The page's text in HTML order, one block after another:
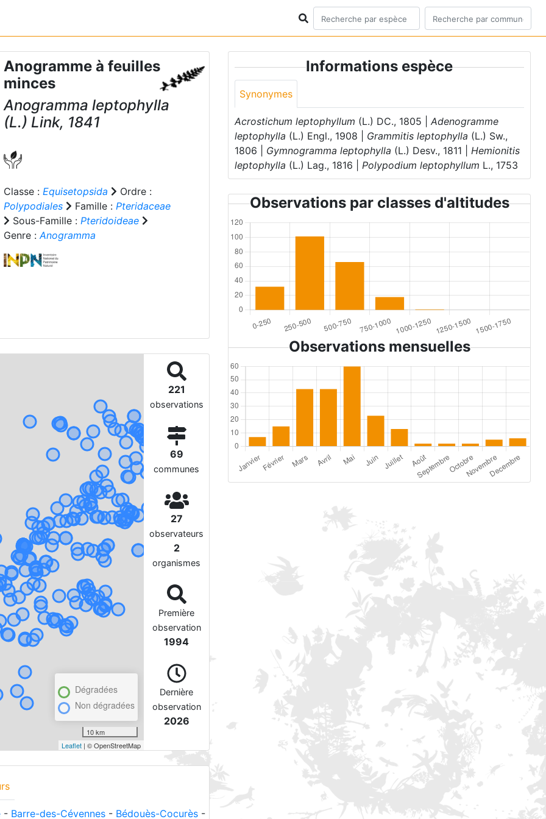
Anogramme à feuilles
minces
Anogramma leptophylla
(L.) Link, 1841
Classe : Equisetopsida
Ordre :
Polypodiales
Famille : Pteridaceae
Sous-Famille : Pteridoideae
Genre :Anogramma
Dégradées
Non dégradées
10 km
Leaflet| © OpenStreetMap
221
observations
69
communes
27
observateurs
2
organismes
Première
observation
1994
Dernière
observation
2026
- Barre-des-Cévennes - Bédouès-Cocurès -
Informations espèce
Synonymes
Acrostichum leptophyllum (L.) DC., 1805 |Adenogramme
leptophylla (L.) Engl., 1908 | Grammitis leptophylla (L.) Sw.,
1806 | Gymnogramma leptophylla (L.) Desv., 1811 |Hemionitis
leptophylla (L.) Lag., 1816 |Polypodium leptophyllum L., 1753
Observations par classes d'altitudes
Observations mensuelles